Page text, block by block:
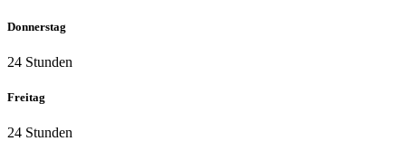
Donnerstag
24 Stunden
Freitag
24 Stunden